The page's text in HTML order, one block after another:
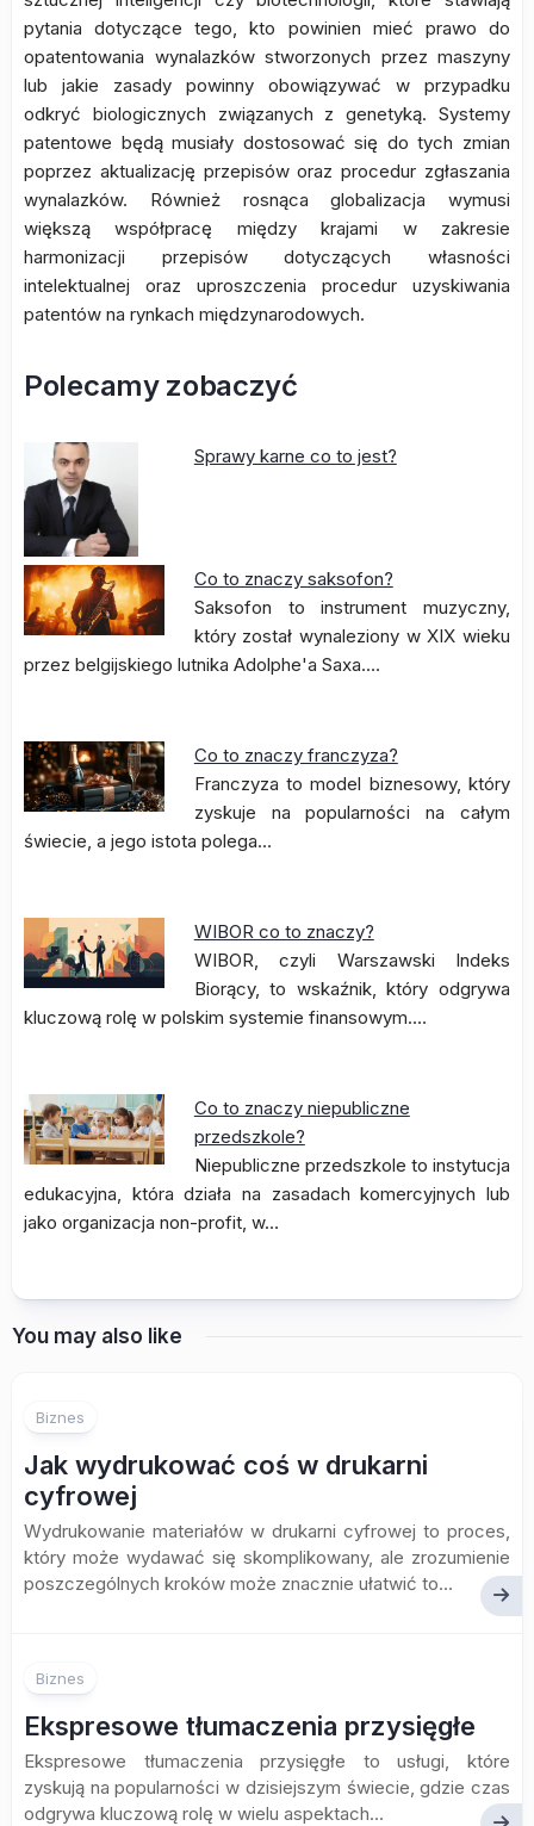
pytania dotyczące tego, kto powinien mieć prawo do
opatentowania wynalazków stworzonych przez maszyny
lub jakie zasady powinny obowiązywać w przypadku
odkryć biologicznych związanych z genetyką. Systemy
patentowe będą musiały dostosować się do tych zmian
poprzez aktualizację przepisów oraz procedur zgłaszania
wynalazków. Również rosnąca globalizacja wymusi
większą współpracę między krajami w zakresie
harmonizacji przepisów dotyczących własności
intelektualnej oraz uproszczenia procedur uzyskiwania
patentów na rynkach międzynarodowych.
Polecamy zobaczyć
Sprawy karne co to jest?
Co to znaczy saksofon?
Saksofon to instrument muzyczny,
który został wynaleziony w XIX wieku
przez belgijskiego lutnika Adolphe'a Saxa.…
Co to znaczy franczyza?
Franczyza to model biznesowy, który
zyskuje na popularności na całym
świecie, a jego istota polega…
WIBOR co to znaczy?
WIBOR, czyli Warszawski Indeks
Biorący, to wskaźnik, który odgrywa
kluczową rolę w polskim systemie finansowym.…
Co to znaczy niepubliczne
przedszkole?
Niepubliczne przedszkole to instytucja
edukacyjna, która działa na zasadach komercyjnych lub
jako organizacja non-profit, w…
You may also like
Biznes
Jak wydrukować coś w drukarni
cyfrowej
Wydrukowanie materiałów w drukarni cyfrowej to proces,
który może wydawać się skomplikowany, ale zrozumienie
poszczególnych kroków może znacznie ułatwić to...
Biznes
Ekspresowe tłumaczenia przysięgłe
Ekspresowe tłumaczenia przysięgłe to usługi, które
zyskują na popularności w dzisiejszym świecie, gdzie czas
odgrywa kluczową rolę w wielu aspektach...